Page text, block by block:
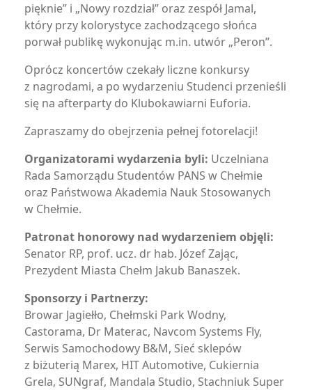
pięknie” i „Nowy rozdział” oraz zespół Jamal,
który przy kolorystyce zachodzącego słońca
porwał publikę wykonując m.in. utwór „Peron”.
Oprócz koncertów czekały liczne konkursy
z nagrodami, a po wydarzeniu Studenci przenieśli
się na afterparty do Klubokawiarni Euforia.
Zapraszamy do obejrzenia pełnej fotorelacji!
Organizatorami wydarzenia byli: Uczelniana
Rada Samorządu Studentów PANS w Chełmie
oraz Państwowa Akademia Nauk Stosowanych
w Chełmie.
Patronat honorowy nad wydarzeniem objęli:
Senator RP, prof. ucz. dr hab. Józef Zając,
Prezydent Miasta Chełm Jakub Banaszek.
Sponsorzy i Partnerzy:
Browar Jagiełło, Chełmski Park Wodny,
Castorama, Dr Materac, Navcom Systems Fly,
Serwis Samochodowy B&M, Sieć sklepów
z biżuterią Marex, HIT Automotive, Cukiernia
Grela, SUNgraf, Mandala Studio, Stachniuk Super